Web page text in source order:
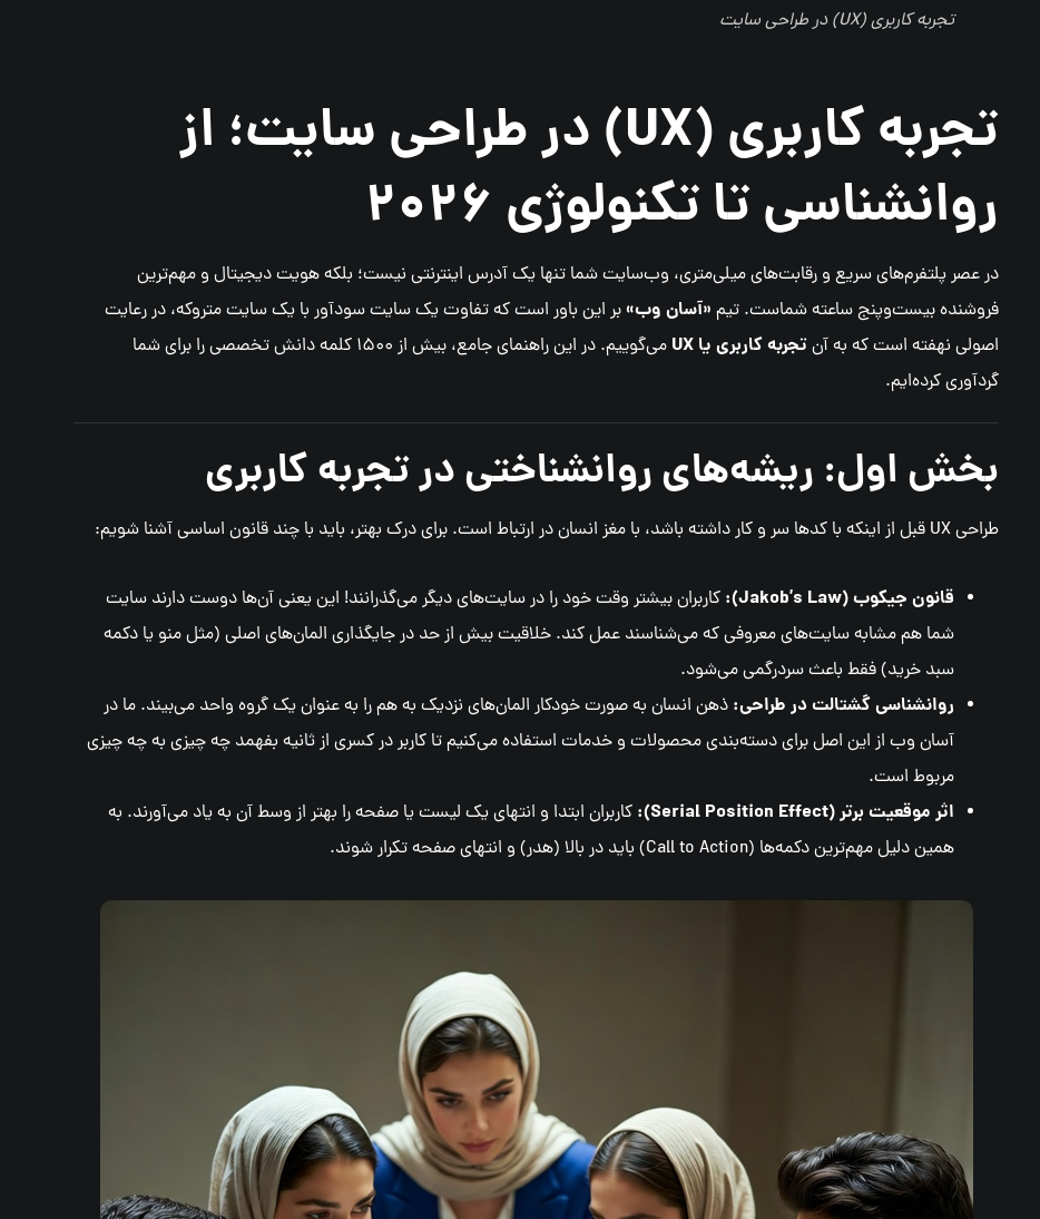
تجربه کاربری (UX) در طراحی سایت
تجربه کاربری (UX) در طراحی سایت؛ از
روانشناسی تا تکنولوژی ۲۰۲۶
در عصر پلتفرم‌های سریع و رقابت‌های میلی‌متری، وب‌سایت شما تنها یک آدرس اینترنتی نیست؛ بلکه هویت دیجیتال و مهم‌ترین
فروشنده بیست‌وپنج ساعته شماست. تیم «آسان وب»بر این باور است که تفاوت یک سایت سودآور با یک سایت متروکه، در رعایت
اصولی نهفته است که به آنتجربه کاربری یا UX
می‌گوییم. در این راهنمای جامع، بیش از ۱۵۰۰ کلمه دانش تخصصی را برای شما
گردآوری کرده‌ایم.
بخش اول: ریشه‌های روانشناختی در تجربه کاربری
طراحی UX قبل از اینکه با کدها سر و کار داشته باشد، با مغز انسان در ارتباط است. برای درک بهتر، باید با چند قانون اساسی آشنا شویم:
قانون جیکوب (Jakob’s Law):
کاربران بیشتر وقت خود را در سایت‌های دیگر می‌گذرانند! این یعنی آن‌ها دوست دارند سایت
شما هم مشابه سایت‌های معروفی که می‌شناسند عمل کند. خلاقیت بیش از حد در جایگذاری المان‌های اصلی (مثل منو یا دکمه
سبد خرید) فقط باعث سردرگمی می‌شود.
روانشناسی گشتالت در طراحی: ذهن انسان به صورت خودکار المان‌های نزدیک به هم را به عنوان یک گروه واحد می‌بیند. ما در
آسان وب از این اصل برای دسته‌بندی محصولات و خدمات استفاده می‌کنیم تا کاربر در کسری از ثانیه بفهمد چه چیزی به چه چیزی
مربوط است.
اثر موقعیت برتر (Serial Position Effect):
کاربران ابتدا و انتهای یک لیست یا صفحه را بهتر از وسط آن به یاد می‌آورند. به
همین دلیل مهم‌ترین دکمه‌ها (Call to Action) باید در بالا (هدر) و انتهای صفحه تکرار شوند.